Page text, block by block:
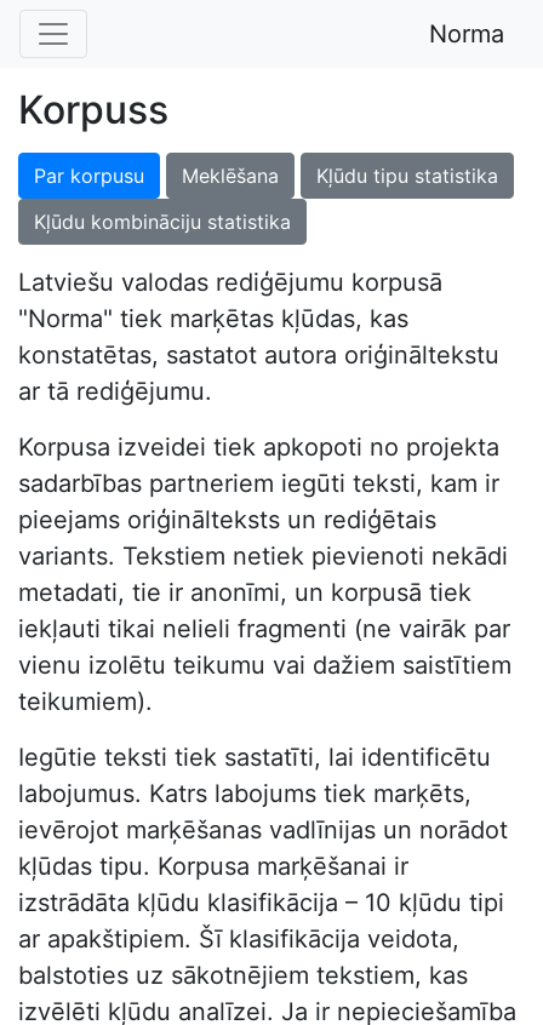
Norma
Korpuss
Par korpusu Meklēšana
Kļūdu tipu statistika
Kļūdu kombināciju statistika
Latviešu valodas rediģējumu korpusā
"Norma" tiek marķētas kļūdas, kas
konstatētas, sastatot autora oriģināltekstu
ar tā rediģējumu.
Korpusa izveidei tiek apkopoti no projekta
sadarbības partneriem iegūti teksti, kam ir
pieejams oriģinālteksts un rediģētais
variants. Tekstiem netiek pievienoti nekādi
metadati, tie ir anonīmi, un korpusā tiek
iekļauti tikai nelieli fragmenti (ne vairāk par
vienu izolētu teikumu vai dažiem saistītiem
teikumiem).
Iegūtie teksti tiek sastatīti, lai identificētu
labojumus. Katrs labojums tiek marķēts,
ievērojot marķēšanas vadlīnijas un norādot
kļūdas tipu. Korpusa marķēšanai ir
izstrādāta kļūdu klasifikācija – 10 kļūdu tipi
ar apakštipiem. Šī klasifikācija veidota,
balstoties uz sākotnējiem tekstiem, kas
izvēlēti kļūdu analīzei. Ja ir nepieciešamība